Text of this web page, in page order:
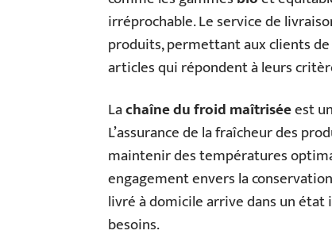
irréprochable. Le service de
produits, permettant aux clients
articles qui répondent à leurs
Lachaîne du froid maîtriséeest
L’assurance de la fraîcheur des
maintenir des températures
engagement envers la
livré à domicile arrive dans un état
besoins.